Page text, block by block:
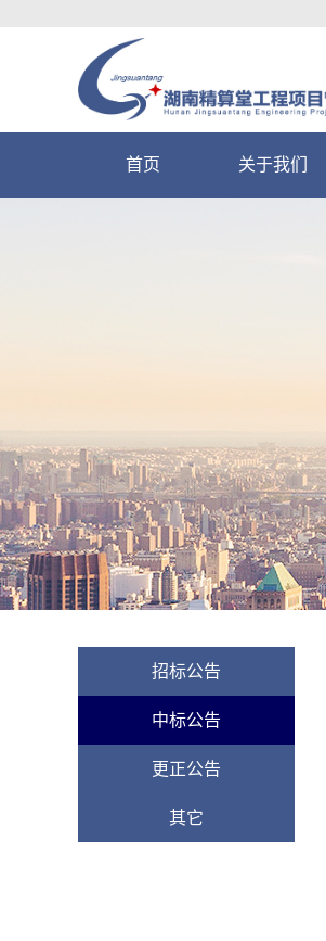
首页 关于我们
招标公告
中标公告
更正公告
其它